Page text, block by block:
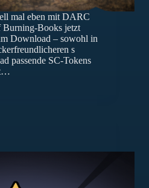
mal eben mit DARC
Burning-Books jetzt
Download – sowohl in
s
passende SC-Tokens